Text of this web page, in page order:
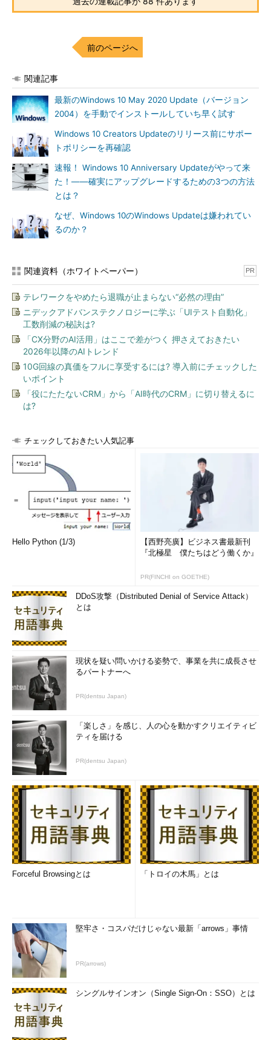
ムを構成しています XX％」の画面で、［Shift］＋［F10］キー
しかし、筆者が確認した限り、1か所だけ「Windows 10へよう
こそ！」の画面で［Shift］＋［F10］キーを使えてしまいました
（
画面14）。ちなみに、前出の
ーで開いたコマンドプロンプトから「ペイント」
（mspaint.exe）を起動し、［Print Screen］キーでキャプチャ
ーした画面を貼り付けて保存したものです。
［F10］キーを押すと、システムアカウントとしてコマンド
プロンプトを開けてしまう
Windows Updateによるアップグレードではどうなのか分かり
ませんが、不特定多数の人が出入りするようなところでアップグ
レードを実施する必要がある場合は、くれぐれも離席中の不正使
用にご注意ください。また、Windows 10バージョン1703をクリ
ーンインストールしようという場合は、セットアップの最終段階
で「Cortana（コルタナ）」がしゃべりだすので（音声による説
明とマイクによる設定ができます）、夜間に実施する場合はスピ
ーカーの音量にもご注意ください。
岩手県花巻市在住。Microsoft MVP：Cloud and Datacenter
Management（Oct 2008 - Sep 2016）。SIer、IT出版社、中堅
企業のシステム管理者を経て、フリーのテクニカルライター
に。マイクロソフト製品、テクノロジーを中心に、IT雑誌、
Webサイトへの記事の寄稿、ドキュメント作成、事例取材など
を手掛ける。個人ブログは『
山市良のえぬなんとかわーる
Windows Server 2016テクノロジ入門－完全
前のページへ
関連記事
最新のWindows 10 May 2020 Update（バージョン
2004）を手動でインストールしていち早く試す
Windows 10 Creators Updateのリリース前にサポー
トポリシーを再確認
速報！ Windows 10 Anniversary Updateがやって来
た！――確実にアップグレードするための3つの方法
とは？
なぜ、Windows 10のWindows Updateは嫌われてい
るのか？
関連資料（ホワイトペーパー） PR
テレワークをやめたら退職が止まらない“必然の理由”
ニデックアドバンステクノロジーに学ぶ「UIテスト自動化」
工数削減の秘訣は?
「CX分野のAI活用」はここで差がつく 押さえておきたい
2026年以降のAIトレンド
10G回線の真価をフルに享受するには? 導入前にチェックした
いポイント
「役にたたないCRM」から「AI時代のCRM」に切り替えるに
は?
チェックしておきたい人気記事
Hello Python (1/3)
【西野亮廣】ビジネス書最新刊
『北極星 僕たちはどう働くか』
PR(FINCHI on GOETHE)
DDoS攻撃（Distributed Denial of Service Attack）
とは
現状を疑い問いかける姿勢で、事業を共に成長させ
るパートナーへ
PR(dentsu Japan)
「楽しさ」を感じ、人の心を動かすクリエイティビ
ティを届ける
PR(dentsu Japan)
Forceful Browsingとは 「トロイの木馬」とは
堅牢さ・コスパだけじゃない最新「arrows」事情
PR(arrows)
シングルサインオン（Single Sign-On：SSO）とは